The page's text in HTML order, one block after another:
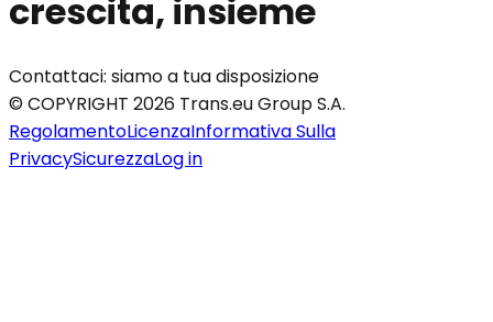
crescita, insieme
Contattaci: siamo a tua disposizione
© COPYRIGHT 2026 Trans.eu Group S.A.
RegolamentoLicenzaInformativa Sulla
PrivacySicurezzaLog in